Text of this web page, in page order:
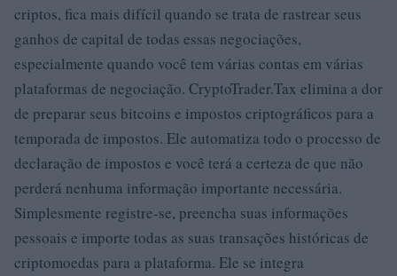
criptos, fica mais difícil quando se trata de rastrear seus
ganhos de capital de todas essas negociações,
especialmente quando você tem várias contas em várias
plataformas de negociação. CryptoTrader.Tax elimina a dor
de preparar seus bitcoins e impostos criptográficos para a
temporada de impostos. Ele automatiza todo o processo de
declaração de impostos e você terá a certeza de que não
perderá nenhuma informação importante necessária.
Simplesmente registre-se, preencha suas informações
pessoais e importe todas as suas transações históricas de
criptomoedas para a plataforma. Ele se integra